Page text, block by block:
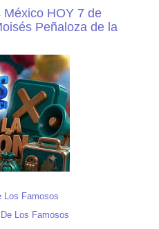
HOY 7 de
Peñaloza de la
Los Famosos
Los Famosos